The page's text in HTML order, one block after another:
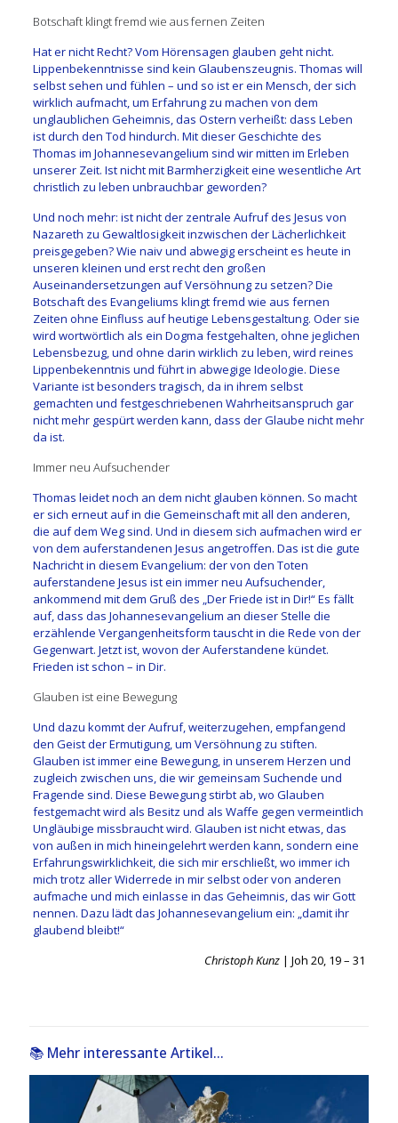
Botschaft klingt fremd wie aus fernen Zeiten
Hat er nicht Recht? Vom Hörensagen glauben geht nicht.
Lippenbekenntnisse sind kein Glaubenszeugnis. Thomas will
selbst sehen und fühlen – und so ist er ein Mensch, der sich
wirklich aufmacht, um Erfahrung zu machen von dem
unglaublichen Geheimnis, das Ostern verheißt: dass Leben
ist durch den Tod hindurch. Mit dieser Geschichte des
Thomas im Johannesevangelium sind wir mitten im Erleben
unserer Zeit. Ist nicht mit Barmherzigkeit eine wesentliche Art
christlich zu leben unbrauchbar geworden?
Und noch mehr: ist nicht der zentrale Aufruf des Jesus von
Nazareth zu Gewaltlosigkeit inzwischen der Lächerlichkeit
preisgegeben? Wie naiv und abwegig erscheint es heute in
unseren kleinen und erst recht den großen
Auseinandersetzungen auf Versöhnung zu setzen? Die
Botschaft des Evangeliums klingt fremd wie aus fernen
Zeiten ohne Einfluss auf heutige Lebensgestaltung. Oder sie
wird wortwörtlich als ein Dogma festgehalten, ohne jeglichen
Lebensbezug, und ohne darin wirklich zu leben, wird reines
Lippenbekenntnis und führt in abwegige Ideologie. Diese
Variante ist besonders tragisch, da in ihrem selbst
gemachten und festgeschriebenen Wahrheitsanspruch gar
nicht mehr gespürt werden kann, dass der Glaube nicht mehr
da ist.
Immer neu Aufsuchender
Thomas leidet noch an dem nicht glauben können. So macht
er sich erneut auf in die Gemeinschaft mit all den anderen,
die auf dem Weg sind. Und in diesem sich aufmachen wird er
von dem auferstandenen Jesus angetroffen. Das ist die gute
Nachricht in diesem Evangelium: der von den Toten
auferstandene Jesus ist ein immer neu Aufsuchender,
ankommend mit dem Gruß des „Der Friede ist in Dir!“ Es fällt
auf, dass das Johannesevangelium an dieser Stelle die
erzählende Vergangenheitsform tauscht in die Rede von der
Gegenwart. Jetzt ist, wovon der Auferstandene kündet.
Frieden ist schon – in Dir.
Glauben ist eine Bewegung
Und dazu kommt der Aufruf, weiterzugehen, empfangend
den Geist der Ermutigung, um Versöhnung zu stiften.
Glauben ist immer eine Bewegung, in unserem Herzen und
zugleich zwischen uns, die wir gemeinsam Suchende und
Fragende sind. Diese Bewegung stirbt ab, wo Glauben
festgemacht wird als Besitz und als Waffe gegen vermeintlich
Ungläubige missbraucht wird. Glauben ist nicht etwas, das
von außen in mich hineingelehrt werden kann, sondern eine
Erfahrungswirklichkeit, die sich mir erschließt, wo immer ich
mich trotz aller Widerrede in mir selbst oder von anderen
aufmache und mich einlasse in das Geheimnis, das wir Gott
nennen. Dazu lädt das Johannesevangelium ein: „damit ihr
glaubend bleibt!“
Christoph Kunz | Joh 20, 19 – 31
📚 Mehr interessante Artikel...